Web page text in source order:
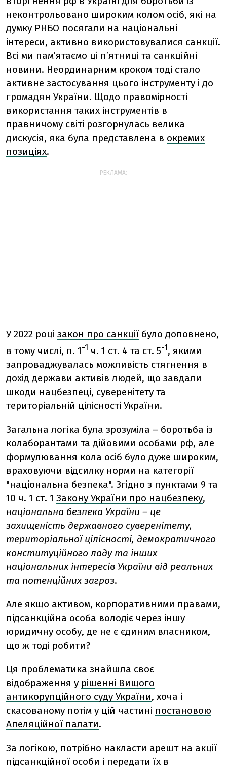
неконтрольовано широким колом осіб, які на
думку РНБО посягали на національні
інтереси, активно використовувалися санкції.
Всі ми пам’ятаємо ці п’ятниці та санкційні
новини. Неординарним кроком тоді стало
активне застосування цього інструменту і до
громадян України. Щодо правомірності
використання таких інструментів в
правничому світі розгорнулась велика
дискусія, яка була представлена в окремих
позиціях.
РЕКЛАМА:
У 2022 році закон про санкції було доповнено,
в тому числі, п. 1-1 ч. 1 ст. 4 та ст. 5-1, якими
запроваджувалась можливість стягнення в
дохід держави активів людей, що завдали
шкоди нацбезпеці, суверенітету та
територіальній цілісності України.
Загальна логіка була зрозуміла – боротьба із
колаборантами та дійовими особами рф, але
формулювання кола осіб було дуже широким,
враховуючи відсилку норми на категорії
"національна безпека". Згідно з пунктами 9 та
10 ч. 1 ст. 1 Закону України про нацбезпеку,
національна безпека України – це
захищеність державного суверенітету,
територіальної цілісності, демократичного
конституційного ладу та інших
національних інтересів України від реальних
та потенційних загроз.
Але якщо активом, корпоративними правами,
підсанкційна особа володіє через іншу
юридичну особу, де не є єдиним власником,
що ж тоді робити?
Ця проблематика знайшла своє
відображення у рішенні Вищого
антикорупційного суду України, хоча і
скасованому потім у цій частині постановою
Апеляційної палати.
За логікою, потрібно накласти арешт на акції
підсанкційної особи і передати їх в